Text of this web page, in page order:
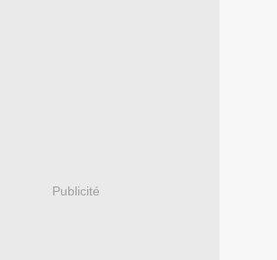
Publicité